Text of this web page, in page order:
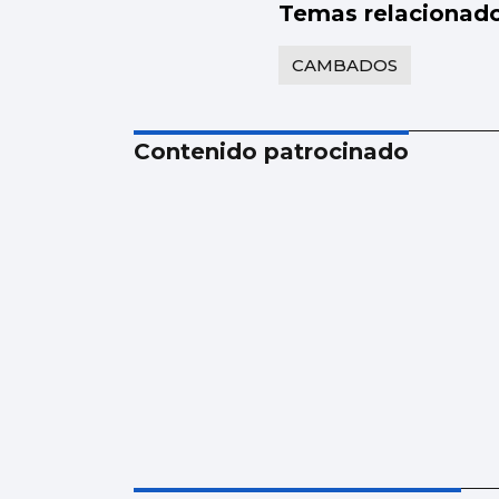
Temas
CAMBADOS
Contenido patrocinado